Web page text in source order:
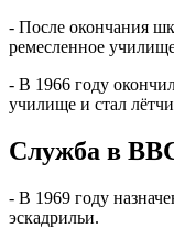
- После окончания
ремесленное
- В 1966 году
училище и стал
Служба в
- В 1969 году
эскадрильи.